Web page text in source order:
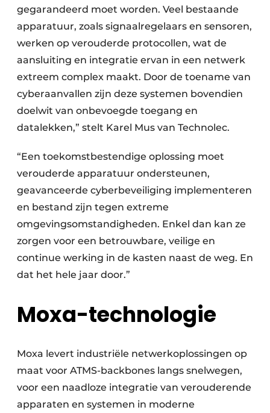
gegarandeerd moet worden. Veel bestaande
apparatuur, zoals signaalregelaars en sensoren,
werken op verouderde protocollen, wat de
aansluiting en integratie ervan in een netwerk
extreem complex maakt. Door de toename van
cyberaanvallen zijn deze systemen bovendien
doelwit van onbevoegde toegang en
datalekken,” stelt Karel Mus van Technolec.
“Een toekomstbestendige oplossing moet
verouderde apparatuur ondersteunen,
geavanceerde cyberbeveiliging implementeren
en bestand zijn tegen extreme
omgevingsomstandigheden. Enkel dan kan ze
zorgen voor een betrouwbare, veilige en
continue werking in de kasten naast de weg. En
dat het hele jaar door.”
Moxa-technologie
Moxa levert industriële netwerkoplossingen op
maat voor ATMS-backbones langs snelwegen,
voor een naadloze integratie van verouderende
apparaten en systemen in moderne